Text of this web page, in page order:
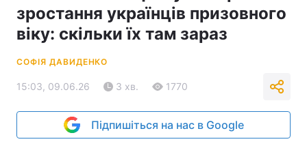
зростання українців призовного
віку: скільки їх там зараз
СОФІЯ ДАВИДЕНКО
15:03, 09.06.26 3 хв. 1770
Підпишіться на нас в Google